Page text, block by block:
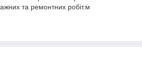
та ремонтних робіт.м